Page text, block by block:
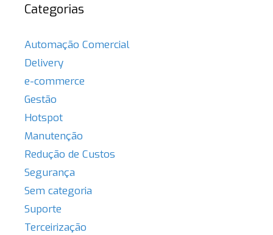
Categorias
Automação Comercial
Delivery
e-commerce
Gestão
Hotspot
Manutenção
Redução de Custos
Segurança
Sem categoria
Suporte
Terceirização